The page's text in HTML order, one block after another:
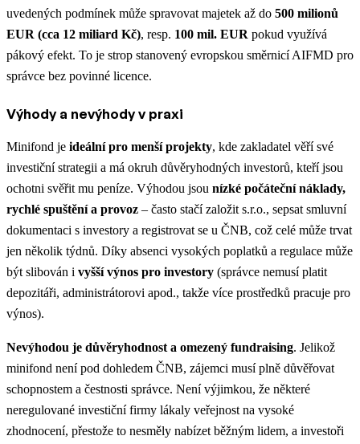
uvedených podmínek může spravovat majetek až do 500 milionů
EUR (cca 12 miliard Kč), resp. 100 mil. EUR pokud využívá
pákový efekt​. To je strop stanovený evropskou směrnicí AIFMD pro
správce bez povinné licence.
Výhody a nevýhody v praxi
Minifond je ideální pro menší projekty, kde zakladatel věří své
investiční strategii a má okruh důvěryhodných investorů, kteří jsou
ochotni svěřit mu peníze. Výhodou jsou nízké počáteční náklady,
rychlé spuštění a provoz – často stačí založit s.r.o., sepsat smluvní
dokumentaci s investory a registrovat se u ČNB, což celé může trvat
jen několik týdnů. Díky absenci vysokých poplatků a regulace může
být slibován i vyšší výnos pro investory (správce nemusí platit
depozitáři, administrátorovi apod., takže více prostředků pracuje pro
výnos)​.
Nevýhodou je důvěryhodnost a omezený fundraising. Jelikož
minifond není pod dohledem ČNB, zájemci musí plně důvěřovat
schopnostem a čestnosti správce. Není výjimkou, že některé
neregulované investiční firmy lákaly veřejnost na vysoké
zhodnocení, přestože to nesměly nabízet běžným lidem, a investoři